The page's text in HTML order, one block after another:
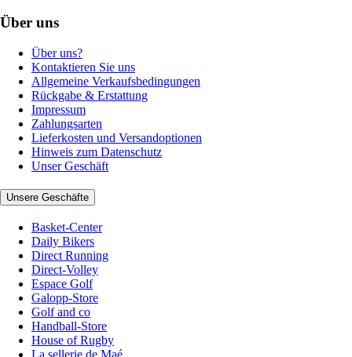
Über uns
Über uns?
Kontaktieren Sie uns
Allgemeine Verkaufsbedingungen
Rückgabe & Erstattung
Impressum
Zahlungsarten
Lieferkosten und Versandoptionen
Hinweis zum Datenschutz
Unser Geschäft
Unsere Geschäfte
Basket-Center
Daily Bikers
Direct Running
Direct-Volley
Espace Golf
Galopp-Store
Golf and co
Handball-Store
House of Rugby
La sellerie de Maé